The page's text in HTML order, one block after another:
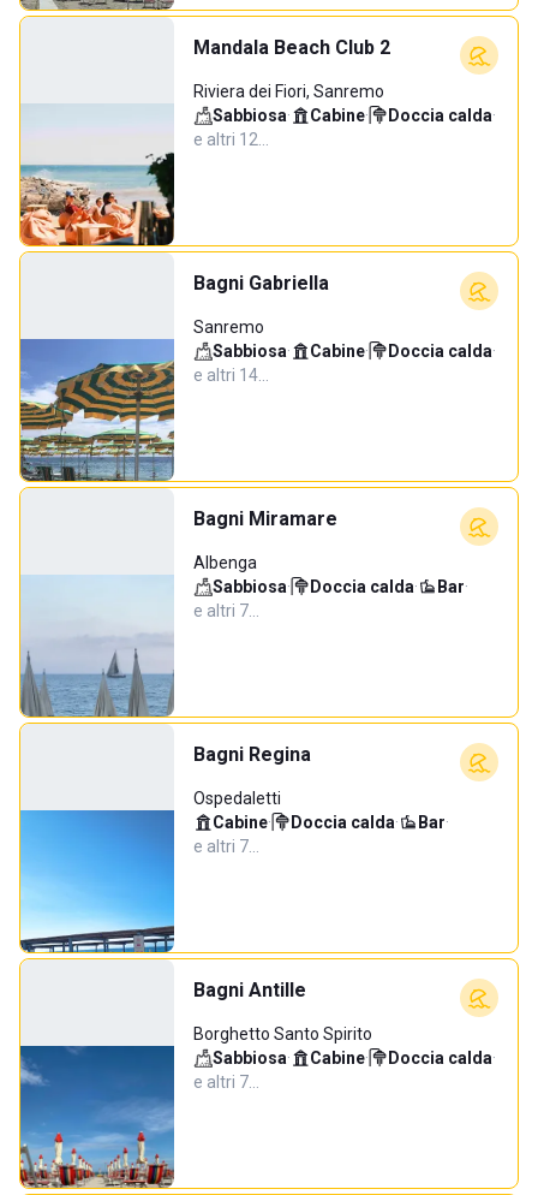
Mandala Beach Club 2
Riviera dei Fiori, Sanremo
Sabbiosa· Cabine· Doccia calda·
e altri 12…
Bagni Gabriella
Sanremo
Sabbiosa· Cabine· Doccia calda·
e altri 14…
Bagni Miramare
Albenga
Sabbiosa· Doccia calda· Bar·
e altri 7…
Bagni Regina
Ospedaletti
Cabine· Doccia calda· Bar·
e altri 7…
Bagni Antille
Borghetto Santo Spirito
Sabbiosa· Cabine· Doccia calda·
e altri 7…